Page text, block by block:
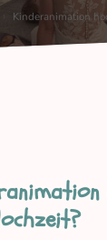
Kinderanimation